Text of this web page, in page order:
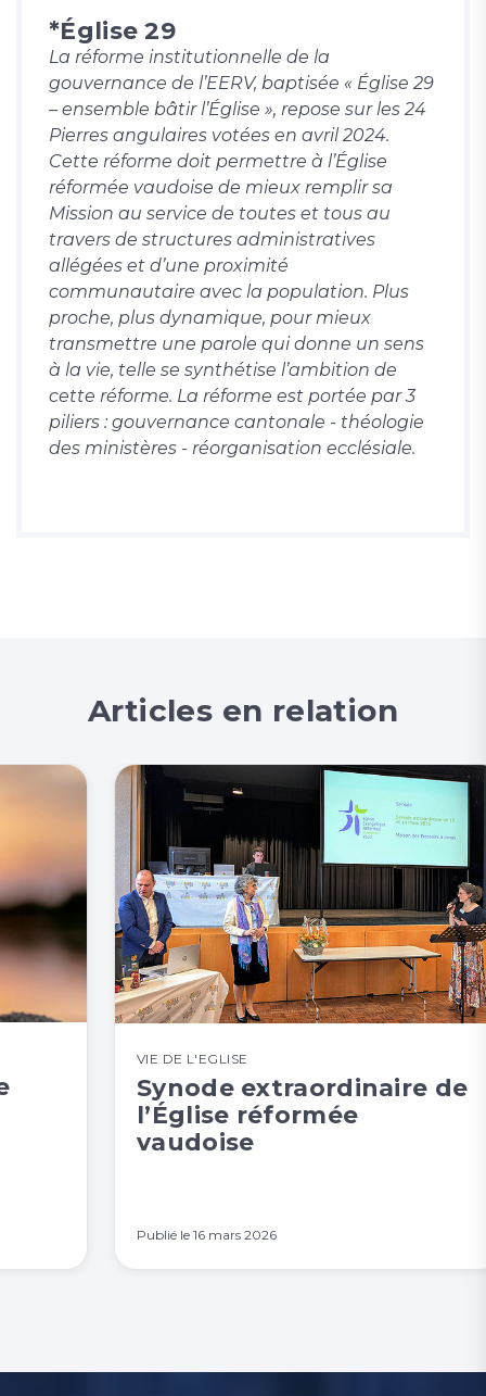
*Église 29
La réforme institutionnelle de la
gouvernance de l’EERV, baptisée « Église 29
– ensemble bâtir l’Église », repose sur les 24
Pierres angulaires votées en avril 2024.
Cette réforme doit permettre à l’Église
réformée vaudoise de mieux remplir sa
Mission au service de toutes et tous au
travers de structures administratives
allégées et d’une proximité
communautaire avec la population. Plus
proche, plus dynamique, pour mieux
transmettre une parole qui donne un sens
à la vie, telle se synthétise l’ambition de
cette réforme. La réforme est portée par 3
piliers : gouvernance cantonale - théologie
des ministères - réorganisation ecclésiale.
Articles en relation
VIE DE L'EGLISE
Synode extraordinaire de
l’Église réformée
vaudoise
Publié le 16 mars 2026